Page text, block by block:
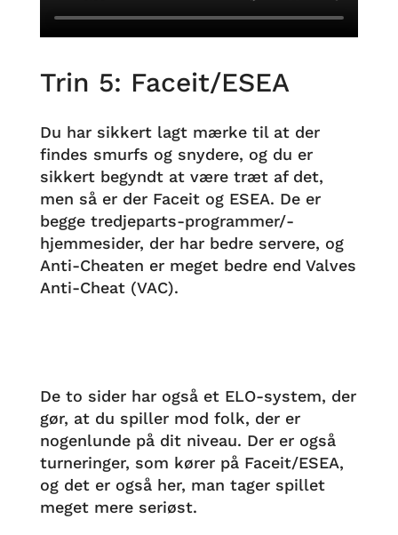
Trin 5: Faceit/ESEA
Du har sikkert lagt mærke til at der
findes smurfs og snydere, og du er
sikkert begyndt at være træt af det,
men så er der Faceit og ESEA. De er
begge tredjeparts-programmer/-
hjemmesider, der har bedre servere, og
Anti-Cheaten er meget bedre end Valves
Anti-Cheat (VAC).
De to sider har også et ELO-system, der
gør, at du spiller mod folk, der er
nogenlunde på dit niveau. Der er også
turneringer, som kører på Faceit/ESEA,
og det er også her, man tager spillet
meget mere seriøst.